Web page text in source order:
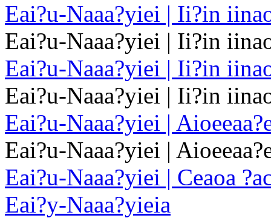
Eai?u-Naaa?yiei | Ii?in
Eai?u-Naaa?yiei | Ii?in
Eai?u-Naaa?yiei | Ii?in
Eai?u-Naaa?yiei | Ii?in
Eai?u-Naaa?yiei |
Eai?u-Naaa?yiei |
Eai?u-Naaa?yiei | Ceaoa
Eai?y-Naaa?yieia